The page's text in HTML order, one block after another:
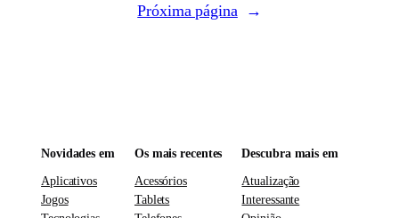
Próxima página
→
Novidades em
Aplicativos
Jogos
Os mais recentes
Acessórios
Tablets
Descubra mais em
Atualização
Interessante